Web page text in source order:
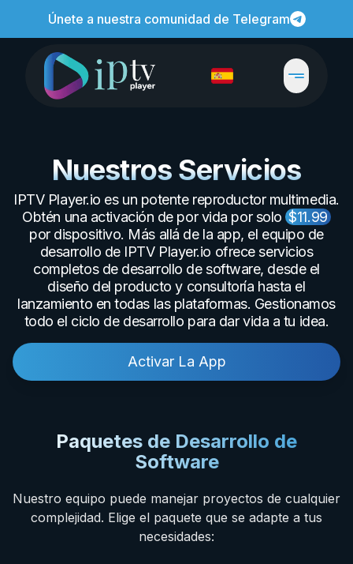
Únete a nuestra comunidad de Telegram
Nuestros Servicios
IPTV Player.io es un potente reproductor multimedia.
Obtén una activación de por vida por solo$11.99
por dispositivo. Más allá de la app, el equipo de
desarrollo de IPTV Player.io ofrece servicios
completos de desarrollo de software, desde el
diseño del producto y consultoría hasta el
lanzamiento en todas las plataformas. Gestionamos
todo el ciclo de desarrollo para dar vida a tu idea.
Activar La App
Paquetes de Desarrollo de
Software
Nuestro equipo puede manejar proyectos de cualquier
complejidad. Elige el paquete que se adapte a tus
necesidades: